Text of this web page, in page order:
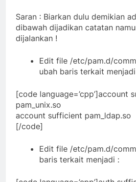
Saran : Biarkan dulu demikian
dibawah dijadikan catatan
dijalankan !
Edit file /etc/pam.d/
ubah baris terkait
[code language=’cpp’]account
pam_unix.so
account sufficient pam_ldap.so
[/code]
Edit file /etc/pam.d/
baris terkait menjadi :